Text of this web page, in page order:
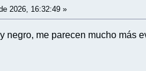
2026, 16:32:49 »
negro, me parecen mucho más